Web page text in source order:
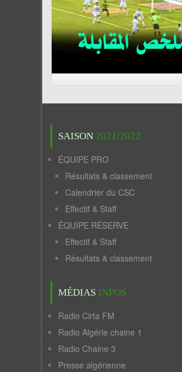
SAISON 2021/2022
ÉQUIPE PRO
Résultats & classement
Calendrier du CSC
Effectif & Staff
ÉQUIPE RÉSERVE
Effectif & Staff
Résultats & classement
MÉDIAS INFOS
Radio Cirta FM
Radio Algérie chaine 1
Radio Chaine 3
Presse algérienne